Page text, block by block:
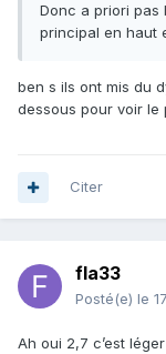
Donc a priori pas
principal en haut
ben s ils ont mis du
dessous pour voir le
Citer
fla33
Posté(e) le
Ah oui 2,7 c’est